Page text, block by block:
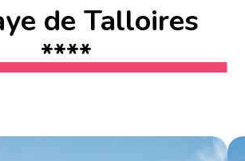
de Talloires
****